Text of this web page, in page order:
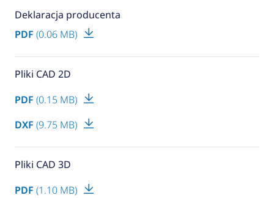
Deklaracja producenta
PDF (0.06 MB)
Pliki CAD 2D
PDF (0.15 MB)
DXF (9.75 MB)
Pliki CAD 3D
PDF (1.10 MB)